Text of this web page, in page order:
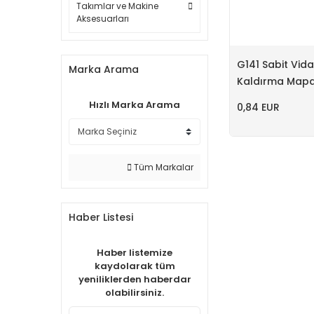
Takımlar ve Makine
Aksesuarları
Marka Arama
Hızlı Marka Arama
Tüm Markalar
Haber Listesi
Haber listemize
kaydolarak tüm
yeniliklerden haberdar
olabilirsiniz.
G141 Sabit
Kaldırma
0,84 EUR